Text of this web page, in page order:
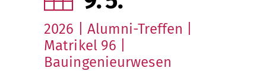
2026 | Alumni-Treffen |
Matrikel 96 |
Bauingenieurwesen